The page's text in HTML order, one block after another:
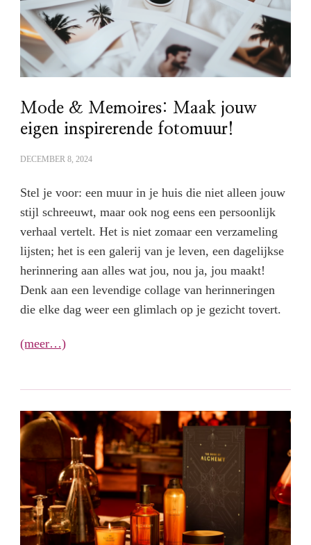
Mode & Memoires: Maak jouw
eigen inspirerende fotomuur!
DECEMBER 8, 2024
Stel je voor: een muur in je huis die niet alleen jouw
stijl schreeuwt, maar ook nog eens een persoonlijk
verhaal vertelt. Het is niet zomaar een verzameling
lijsten; het is een galerij van je leven, een dagelijkse
herinnering aan alles wat jou, nou ja, jou maakt!
Denk aan een levendige collage van herinneringen
die elke dag weer een glimlach op je gezicht tovert.
(meer…)